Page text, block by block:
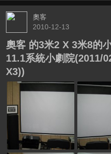
奧客
2010-12-13
奧客 的3米2 X 3米8的
11.1系統小劇院(2011/
X3))